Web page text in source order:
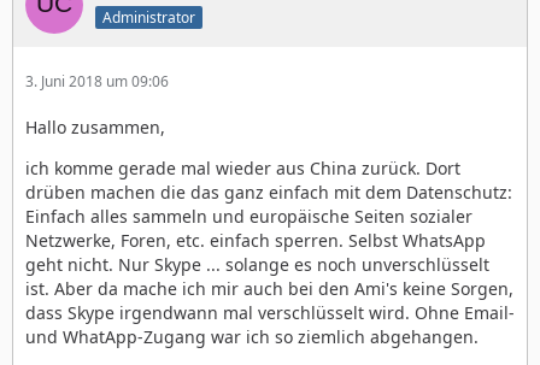
Administrator
3. Juni 2018 um 09:06
Hallo zusammen,
ich komme gerade mal wieder aus China zurück. Dort
drüben machen die das ganz einfach mit dem Datenschutz:
Einfach alles sammeln und europäische Seiten sozialer
Netzwerke, Foren, etc. einfach sperren. Selbst WhatsApp
geht nicht. Nur Skype ... solange es noch unverschlüsselt
ist. Aber da mache ich mir auch bei den Ami's keine Sorgen,
dass Skype irgendwann mal verschlüsselt wird. Ohne Email-
und WhatApp-Zugang war ich so ziemlich abgehangen.